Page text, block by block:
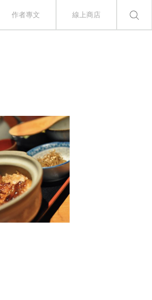
作者專文 線上商店